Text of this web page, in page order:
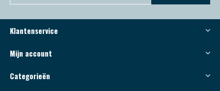
Klantenservice
Mijn account
Categorieën